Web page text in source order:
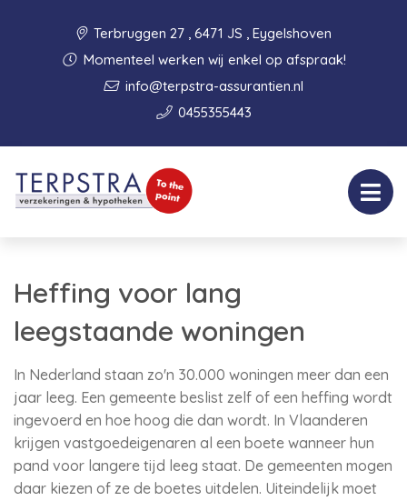
Terbruggen 27 , 6471 JS , Eygelshoven
Momenteel werken wij enkel op afspraak!
info@terpstra-assurantien.nl
0455355443
Heffing voor lang
leegstaande woningen
In Nederland staan zo'n 30.000 woningen meer dan een
jaar leeg. Een gemeente beslist zelf of een heffing wordt
ingevoerd en hoe hoog die dan wordt. In Vlaanderen
krijgen vastgoedeigenaren al een boete wanneer hun
pand voor langere tijd leeg staat. De gemeenten mogen
daar kiezen of ze de boetes uitdelen. Uiteindelijk moet